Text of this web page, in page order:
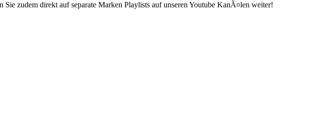
zudem direkt auf separate Marken Playlists auf unseren Youtube KanÃ¤len weiter!